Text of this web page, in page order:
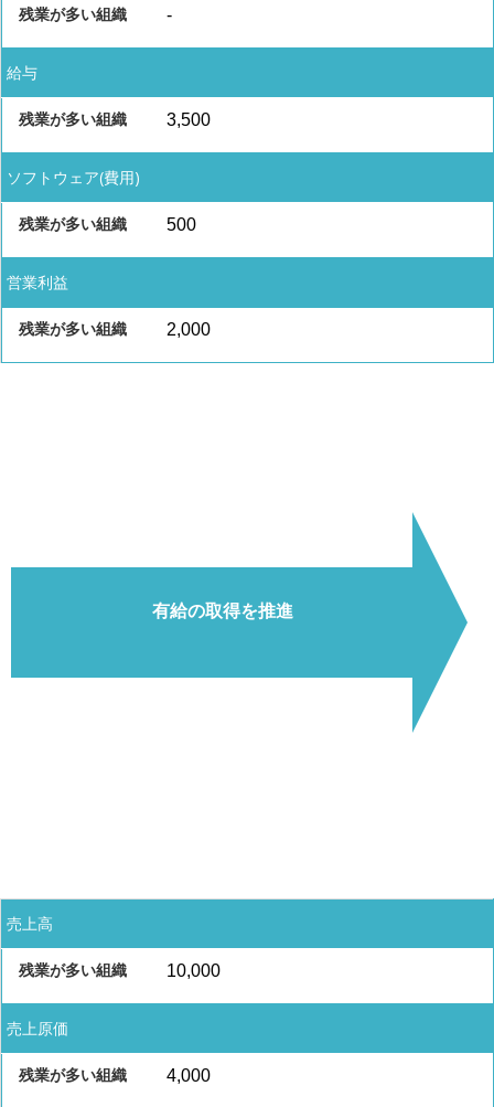
-
給与
3,500
ソフトウェア(費用)
500
営業利益
2,000
有給の取得を推進
売上高
10,000
売上原価
4,000